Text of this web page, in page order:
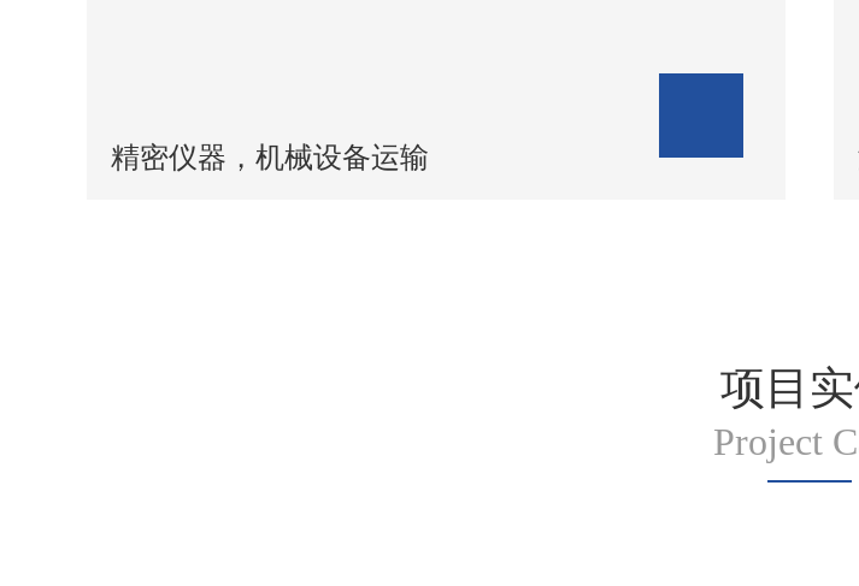
精密仪器，机械设备运输
项目实
Project